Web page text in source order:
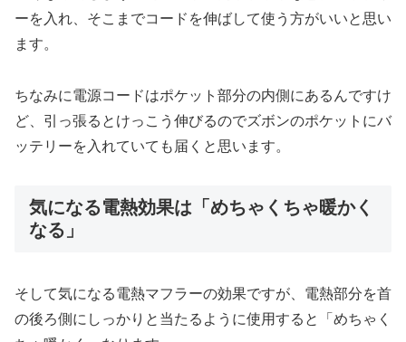
ーを入れ、そこまでコードを伸ばして使う方がいいと思い
ます。
ちなみに電源コードはポケット部分の内側にあるんですけ
ど、引っ張るとけっこう伸びるのでズボンのポケットにバ
ッテリーを入れていても届くと思います。
気になる電熱効果は「めちゃくちゃ暖かく
なる」
そして気になる電熱マフラーの効果ですが、電熱部分を首
の後ろ側にしっかりと当たるように使用すると「めちゃく